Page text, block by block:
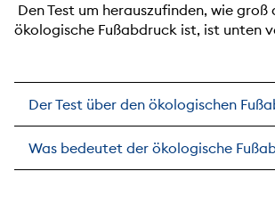
Den Test um herauszufinden, wie
ökologische Fußabdruck ist, ist unten
Der Test über den ökologischen
Was bedeutet der ökologische